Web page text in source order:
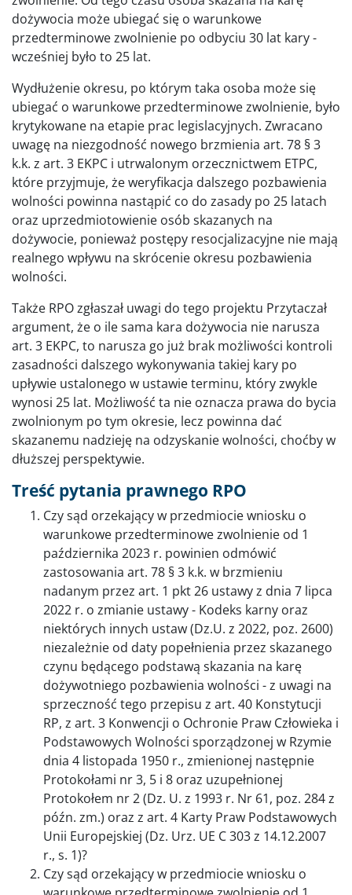
dożywocia może ubiegać się o warunkowe
przedterminowe zwolnienie po odbyciu 30 lat kary -
wcześniej było to 25 lat.
Wydłużenie okresu, po którym taka osoba może się
ubiegać o warunkowe przedterminowe zwolnienie, było
krytykowane na etapie prac legislacyjnych. Zwracano
uwagę na niezgodność nowego brzmienia art. 78 § 3
k.k. z art. 3 EKPC i utrwalonym orzecznictwem ETPC,
które przyjmuje, że weryfikacja dalszego pozbawienia
wolności powinna nastąpić co do zasady po 25 latach
oraz uprzedmiotowienie osób skazanych na
dożywocie, ponieważ postępy resocjalizacyjne nie mają
realnego wpływu na skrócenie okresu pozbawienia
wolności.
Także RPO zgłaszał uwagi do tego projektu Przytaczał
argument, że o ile sama kara dożywocia nie narusza
art. 3 EKPC, to narusza go już brak możliwości kontroli
zasadności dalszego wykonywania takiej kary po
upływie ustalonego w ustawie terminu, który zwykle
wynosi 25 lat. Możliwość ta nie oznacza prawa do bycia
zwolnionym po tym okresie, lecz powinna dać
skazanemu nadzieję na odzyskanie wolności, choćby w
dłuższej perspektywie.
Treść pytania prawnego RPO
Czy sąd orzekający w przedmiocie wniosku o
warunkowe przedterminowe zwolnienie od 1
października 2023 r. powinien odmówić
zastosowania art. 78 § 3 k.k. w brzmieniu
nadanym przez art. 1 pkt 26 ustawy z dnia 7 lipca
2022 r. o zmianie ustawy - Kodeks karny oraz
niektórych innych ustaw (Dz.U. z 2022, poz. 2600)
niezależnie od daty popełnienia przez skazanego
czynu będącego podstawą skazania na karę
dożywotniego pozbawienia wolności - z uwagi na
sprzeczność tego przepisu z art. 40 Konstytucji
RP, z art. 3 Konwencji o Ochronie Praw Człowieka i
Podstawowych Wolności sporządzonej w Rzymie
dnia 4 listopada 1950 r., zmienionej następnie
Protokołami nr 3, 5 i 8 oraz uzupełnionej
Protokołem nr 2 (Dz. U. z 1993 r. Nr 61, poz. 284 z
późn. zm.) oraz z art. 4 Karty Praw Podstawowych
Unii Europejskiej (Dz. Urz. UE C 303 z 14.12.2007
r., s. 1)?
Czy sąd orzekający w przedmiocie wniosku o